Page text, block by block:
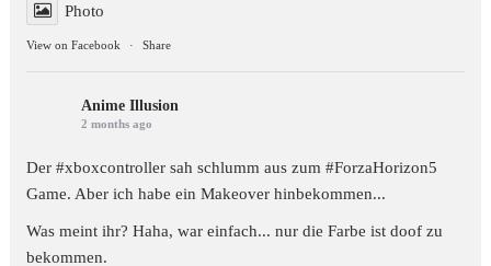
Photo
View on Facebook · Share
Anime Illusion
2 months ago
Der #xboxcontroller sah schlumm aus zum#ForzaHorizon5
Game. Aber ich habe ein Makeover hinbekommen...
Was meint ihr? Haha, war einfach... nur die Farbe ist doof zu
bekommen.